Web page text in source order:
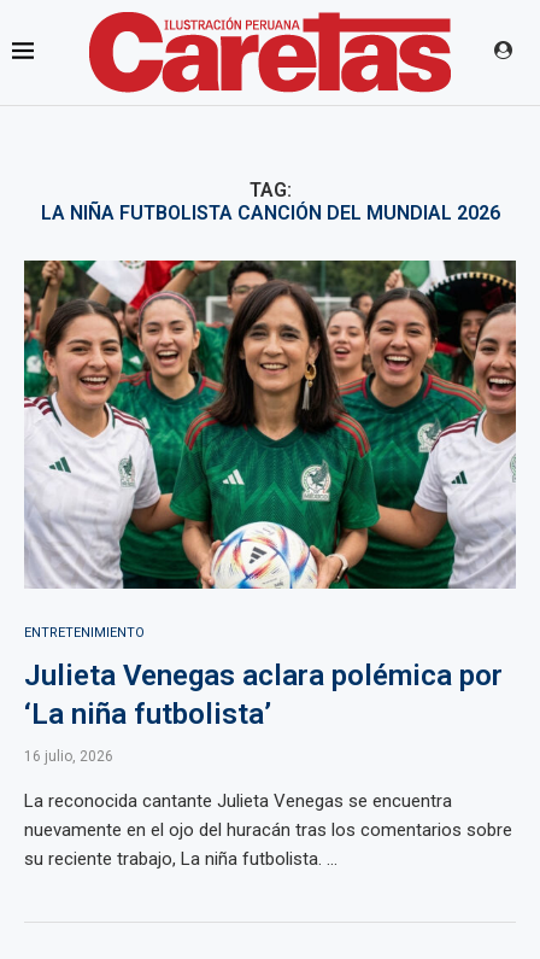
TAG:
LA NIÑA FUTBOLISTA CANCIÓN DEL MUNDIAL 2026
ENTRETENIMIENTO
Julieta Venegas aclara polémica por
‘La niña futbolista’
16 julio, 2026
La reconocida cantante Julieta Venegas se encuentra
nuevamente en el ojo del huracán tras los comentarios sobre
su reciente trabajo, La niña futbolista. ...